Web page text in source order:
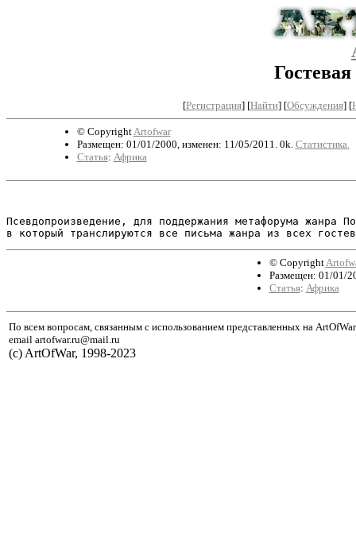
[Регистрация] [Найти] [Обсуждения] [
© Copyright Artofwar
Размещен: 01/01/2000, изменен: 11/05/2011. 0k. Статистика.
Статья: Африка
Псевдопроизведение, для поддержания метафорума жанра
© Copyright
Размещен: 01/01/
Статья: Африка
По всем вопросам, связанным с использованием представленных на
email artofwar.ru@mail.ru
(с) ArtOfWar, 1998-2023